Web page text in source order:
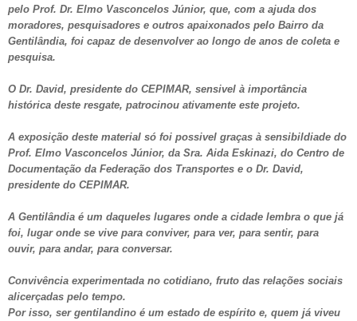
pelo Prof. Dr. Elmo Vasconcelos Júnior, que, com a ajuda dos
moradores, pesquisadores e outros apaixonados pelo Bairro da
Gentilândia, foi capaz de desenvolver ao longo de anos de coleta e
pesquisa.
O Dr. David, presidente do CEPIMAR, sensivel à importância
histórica deste resgate, patrocinou ativamente este projeto.
A exposição deste material só foi possivel graças à sensibildiade do
Prof. Elmo Vasconcelos Júnior, da Sra. Aida Eskinazi, do Centro de
Documentação da Federação dos Transportes e o Dr. David,
presidente do CEPIMAR.
A Gentilândia é um daqueles lugares onde a cidade lembra o que já
foi, lugar onde se vive para conviver, para ver, para sentir, para
ouvir, para andar, para conversar.
Convivência experimentada no cotidiano, fruto das relações sociais
alicerçadas pelo tempo.
Por isso, ser gentilandino é um estado de espírito e, quem já viveu